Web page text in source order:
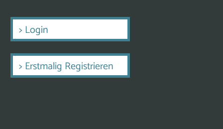
> Login
> Erstmalig Registrieren